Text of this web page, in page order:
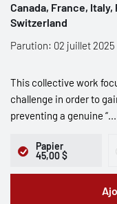
Canada, France,
Switzerland
Parution: 02 juillet 2025
This collective work
challenge in order to
preventing a genuine “...
Papier
45,00 $